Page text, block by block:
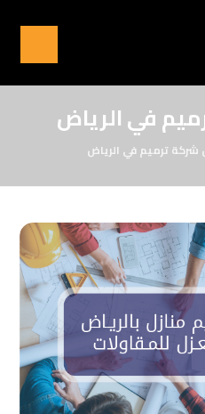
في الرياض
ترميم في الرياض